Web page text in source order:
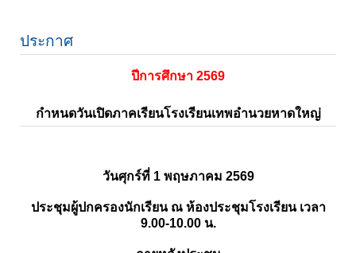
ประกาศ
ปีการศึกษา 2569
กำหนดวันเปิดภาคเรียนโรงเรียนเทพอำนวยหาดใหญ่
วันศุกร์ที่ 1 พฤษภาคม 2569
ประชุมผู้ปกครองนักเรียน ณ ห้องประชุมโรงเรียน เวลา
9.00-10.00 น.